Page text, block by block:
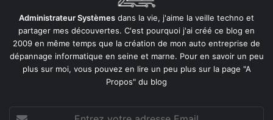
Administrateur Systèmes dans la vie, j'aime la veille techno et
partager mes découvertes. C'est pourquoi j'ai créé ce blog en
2009 en même temps que la création de mon auto entreprise de
dépannage informatique en seine et marne. Pour en savoir un peu
plus sur moi, vous pouvez en lire un peu plus sur la page "A
Propos" du blog
Entrez